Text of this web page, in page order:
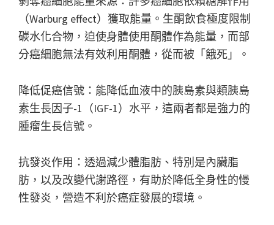
（Warburg effect）獲取能量。生酮飲食極度限制
碳水化合物，迫使身體使用酮體作為能量，而部
分癌細胞無法有效利用酮體，從而被「餓死」。
降低促癌信號：能降低血液中的胰島素與類胰島
素生長因子-1（IGF-1）水平，這兩者都是強力的
腫瘤生長信號。
抗發炎作用：透過減少體脂肪、特別是內臟脂
肪，以及改變代謝路徑，有助於降低全身性的慢
性發炎，營造不利於癌症發展的環境。